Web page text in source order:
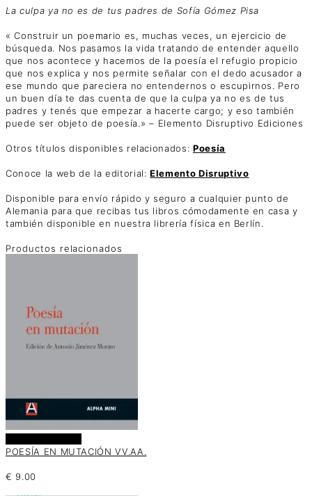
La culpa ya no es de tus padres de Sofía Gómez Pisa
« Construir un poemario es, muchas veces, un ejercicio de
búsqueda. Nos pasamos la vida tratando de entender aquello
que nos acontece y hacemos de la poesía el refugio propicio
que nos explica y nos permite señalar con el dedo acusador a
ese mundo que pareciera no entendernos o escupirnos. Pero
un buen día te das cuenta de que la culpa ya no es de tus
padres y tenés que empezar a hacerte cargo; y eso también
puede ser objeto de poesía.⁣» – Elemento Disruptivo Ediciones
Otros títulos disponibles relacionados: Poesía
Conoce la web de la editorial:Elemento Disruptivo
Disponible para envío rápido y seguro a cualquier punto de
Alemania para que recibas tus libros cómodamente en casa y
también disponible en nuestra librería física en Berlín.
Productos relacionados
POESÍA EN MUTACIÓN VV.AA.
€ 9.00